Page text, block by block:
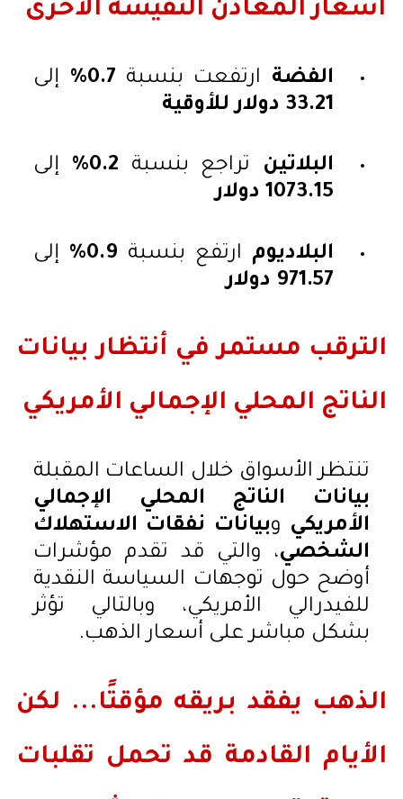
أسعار المعادن النفيسة الأخرى
الفضة ارتفعت بنسبة0.7%
إلى
33.21 دولار للأوقية
البلاتين تراجع بنسبة 0.2%
إلى
1073.15 دولار
البلاديوم ارتفع بنسبة 0.9%
إلى
971.57 دولار
الترقب مستمر في أنتظار بيانات
الناتج المحلي الإجمالي الأمريكي
تنتظر الأسواق خلال الساعات المقبلة
بيانات الناتج المحلي الإجمالي
الأمريكي وبيانات نفقات الاستهلاك
الشخصي، والتي قد تقدم مؤشرات
أوضح حول توجهات السياسة النقدية
للفيدرالي الأمريكي، وبالتالي تؤثر
بشكل مباشر على أسعار الذهب.
الذهب يفقد بريقه مؤقتًا... لكن
الأيام القادمة قد تحمل تقلبات